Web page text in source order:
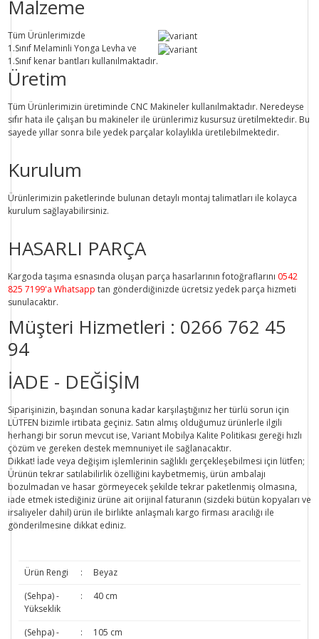
Malzeme
Tüm Ürünlerimizde
1.Sınıf Melaminli Yonga Levha ve
1.Sınıf kenar bantları kullanılmaktadır.
Üretim
Tüm Ürünlerimizin üretiminde CNC Makineler kullanılmaktadır. Neredeyse
sıfır hata ile çalışan bu makineler ile ürünlerimiz kusursuz üretilmektedir. Bu
sayede yıllar sonra bile yedek parçalar kolaylıkla üretilebilmektedir.
Kurulum
Ürünlerimizin paketlerinde bulunan detaylı montaj talimatları ile kolayca
kurulum sağlayabilirsiniz.
HASARLI PARÇA
Kargoda taşıma esnasında oluşan parça hasarlarının fotoğraflarını 0542
825 7199'a Whatsapp tan gönderdiğinizde ücretsiz yedek parça hizmeti
sunulacaktır.
Müşteri Hizmetleri : 0266 762 45
94
İADE - DEĞİŞİM
Siparişinizin, başından sonuna kadar karşılaştığınız her türlü sorun için
LÜTFEN bizimle irtibata geçiniz. Satın almış olduğumuz ürünlerle ilgili
herhangi bir sorun mevcut ise, Variant Mobilya Kalite Politikası gereği hızlı
çözüm ve gereken destek memnuniyet ile sağlanacaktır.
Dikkat! İade veya değişim işlemlerinin sağlıklı gerçekleşebilmesi için lütfen;
Ürünün tekrar satılabilirlik özelliğini kaybetmemiş, ürün ambalajı
bozulmadan ve hasar görmeyecek şekilde tekrar paketlenmiş olmasına,
iade etmek istediğiniz ürüne ait orijinal faturanın (sizdeki bütün kopyaları ve
irsaliyeler dahil) ürün ile birlikte anlaşmalı kargo firması aracılığı ile
gönderilmesine dikkat ediniz.
Ürün Rengi :
Beyaz
(Sehpa) -
Yükseklik
: 40 cm
(Sehpa) -
: 105 cm